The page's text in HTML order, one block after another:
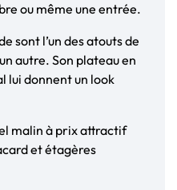
ou même une entrée.
sont l’un des atouts de
autre. Son plateau en
lui donnent un look
malin à prix attractif
et étagères